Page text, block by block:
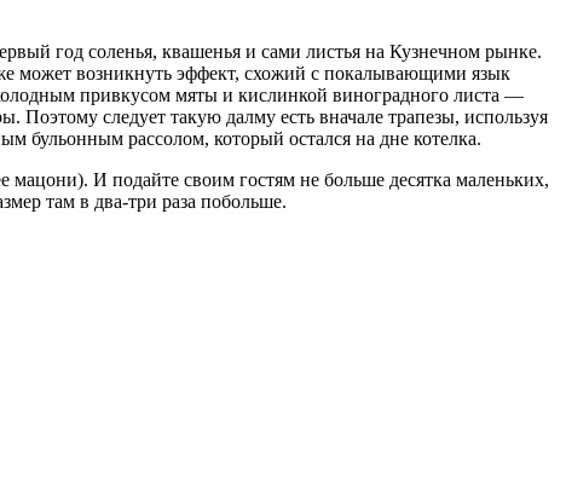
год соленья, квашенья и сами листья на Кузнечном рынке.
может возникнуть эффект, схожий с покалывающими язык
привкусом мяты и кислинкой виноградного листа —
следует такую далму есть вначале трапезы, используя
бульонным рассолом, который остался на дне котелка.
И подайте своим гостям не больше десятка маленьких,
там в два-три раза побольше.